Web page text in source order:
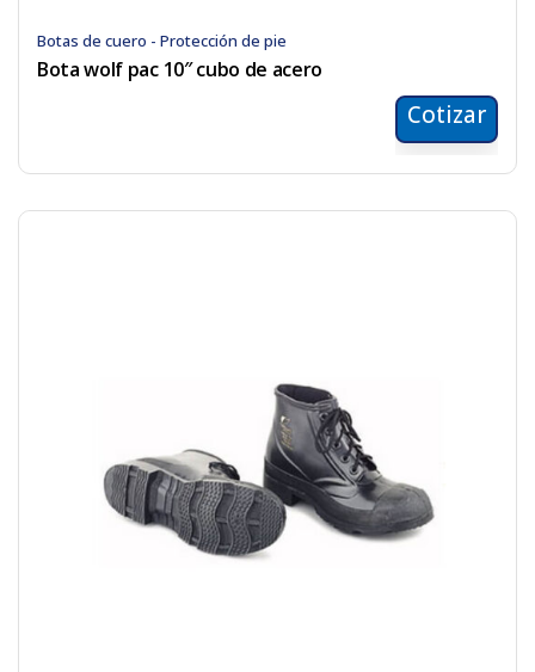
Botas de cuero - Protección de pie
Bota wolf pac 10″ cubo de acero
Cotizar